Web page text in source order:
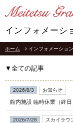
TOP トップ
STAY 宿泊
インフォメーシ
ホーム インフォメーション
▼全ての記事
2026/8/3 お知らせ
館内施設 臨時休業（終
2026/7/28 スカイラウ